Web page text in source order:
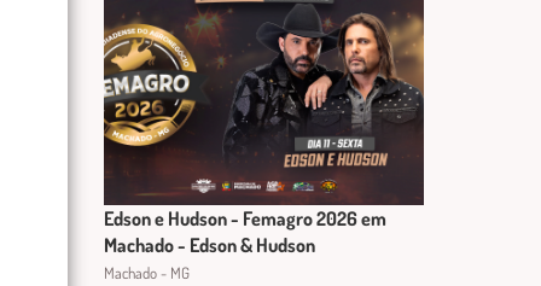
Edson e Hudson - Femagro 2026 em
Machado - Edson & Hudson
Machado - MG